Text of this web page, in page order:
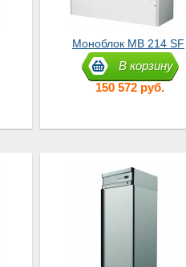
В корзину
Моноблок МB 214 SF
150 572 руб.